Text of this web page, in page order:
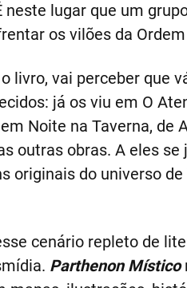
lugar que um
os vilões da
livro, vai perceber que
já os viu em O
Noite na Taverna, de
outras obras. A eles
originais do universo
cenário repleto de
Parthenon Místico